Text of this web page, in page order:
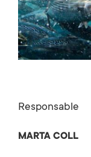
Responsable
MARTA COLL